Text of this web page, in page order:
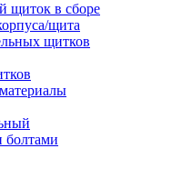
щиток в сборе
щита
щитков
болтами